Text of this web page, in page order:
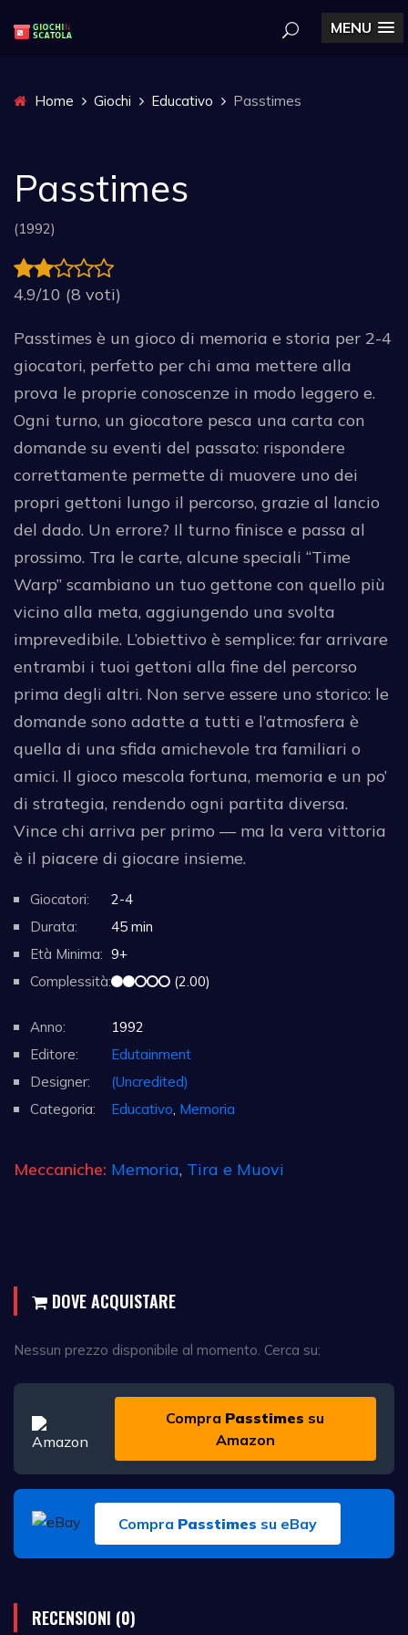
MENU
Home Giochi Educativo Passtimes
Passtimes
(1992)
4.9/10 (8 voti)
Passtimes è un gioco di memoria e storia per 2-4
giocatori, perfetto per chi ama mettere alla
prova le proprie conoscenze in modo leggero e.
Ogni turno, un giocatore pesca una carta con
domande su eventi del passato: rispondere
correttamente permette di muovere uno dei
propri gettoni lungo il percorso, grazie al lancio
del dado. Un errore? Il turno finisce e passa al
prossimo. Tra le carte, alcune speciali “Time
Warp” scambiano un tuo gettone con quello più
vicino alla meta, aggiungendo una svolta
imprevedibile. L’obiettivo è semplice: far arrivare
entrambi i tuoi gettoni alla fine del percorso
prima degli altri. Non serve essere uno storico: le
domande sono adatte a tutti e l’atmosfera è
quella di una sfida amichevole tra familiari o
amici. Il gioco mescola fortuna, memoria e un po’
di strategia, rendendo ogni partita diversa.
Vince chi arriva per primo — ma la vera vittoria
è il piacere di giocare insieme.
Giocatori:
2-4
Durata:
45 min
Età Minima: 9+
Complessità:
(2.00)
Anno:
1992
Editore:
Edutainment
Designer:
(Uncredited)
Categoria:
Educativo Memoria
Meccaniche: Memoria, Tira e Muovi
DOVE ACQUISTARE
Nessun prezzo disponibile al momento. Cerca su:
Compra Passtimes su
Amazon
Compra Passtimes su eBay
RECENSIONI (0)